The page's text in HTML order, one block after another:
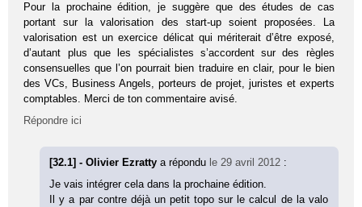
Pour la prochaine édition, je suggère que des études de cas
portant sur la valorisation des start-up soient proposées. La
valorisation est un exercice délicat qui mériterait d’être exposé,
d’autant plus que les spécialistes s’accordent sur des règles
consensuelles que l’on pourrait bien traduire en clair, pour le bien
des VCs, Business Angels, porteurs de projet, juristes et experts
comptables. Merci de ton commentaire avisé.
Répondre ici
[32.1] - Olivier Ezrattya répondu le 29 avril 2012 :
Je vais intégrer cela dans la prochaine édition.
Il y a par contre déjà un petit topo sur le calcul de la valo